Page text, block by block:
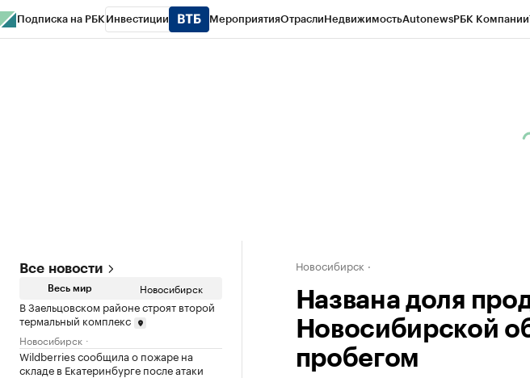
Подписка на РБК Инвестиции МероприятияОтраслиНедвижимостьAutonewsРБК Компании
Все новости
Весь мир Новосибирск
В Заельцовском районе строят второй
термальный комплекс
Новосибирск
Wildberries сообщила о пожаре на
складе в Екатеринбурге после атаки
Новосибирск
Названа доля
Новосибирской
пробегом